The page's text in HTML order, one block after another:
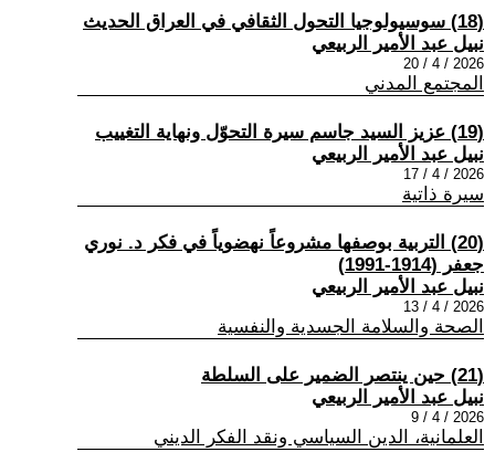
(18) سوسيولوجيا التحول الثقافي في العراق الحديث
نبيل عبد الأمير الربيعي
2026 / 4 / 20
المجتمع المدني
(19) عزيز السيد جاسم سيرة التحوّل ونهاية التغييب
نبيل عبد الأمير الربيعي
2026 / 4 / 17
سيرة ذاتية
(20) التربية بوصفها مشروعاً نهضوياً في فكر د. نوري
جعفر (1914-1991)
نبيل عبد الأمير الربيعي
2026 / 4 / 13
الصحة والسلامة الجسدية والنفسية
(21) حين ينتصر الضمير على السلطة
نبيل عبد الأمير الربيعي
2026 / 4 / 9
العلمانية، الدين السياسي ونقد الفكر الديني